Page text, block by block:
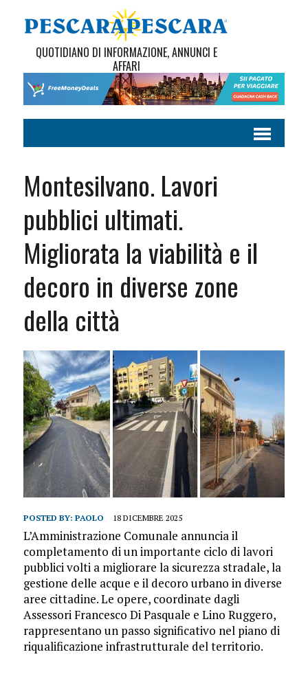
QUOTIDIANO DI INFORMAZIONE, ANNUNCI E
AFFARI
Montesilvano. Lavori
pubblici ultimati.
Migliorata la viabilità e il
decoro in diverse zone
della città
POSTED BY: PAOLO 18 DICEMBRE 2025
L’Amministrazione Comunale annuncia il
completamento di un importante ciclo di lavori
pubblici volti a migliorare la sicurezza stradale, la
gestione delle acque e il decoro urbano in diverse
aree cittadine. Le opere, coordinate dagli
Assessori Francesco Di Pasquale e Lino Ruggero,
rappresentano un passo significativo nel piano di
riqualificazione infrastrutturale del territorio.